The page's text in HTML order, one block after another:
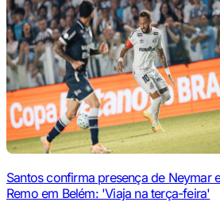
Santos confirma presença de Neymar
Remo em Belém: 'Viaja na terça-feira'